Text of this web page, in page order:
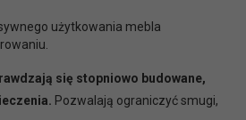
użytkowania mebla
się stopniowo budowane,
Pozwalają ograniczyć smugi,